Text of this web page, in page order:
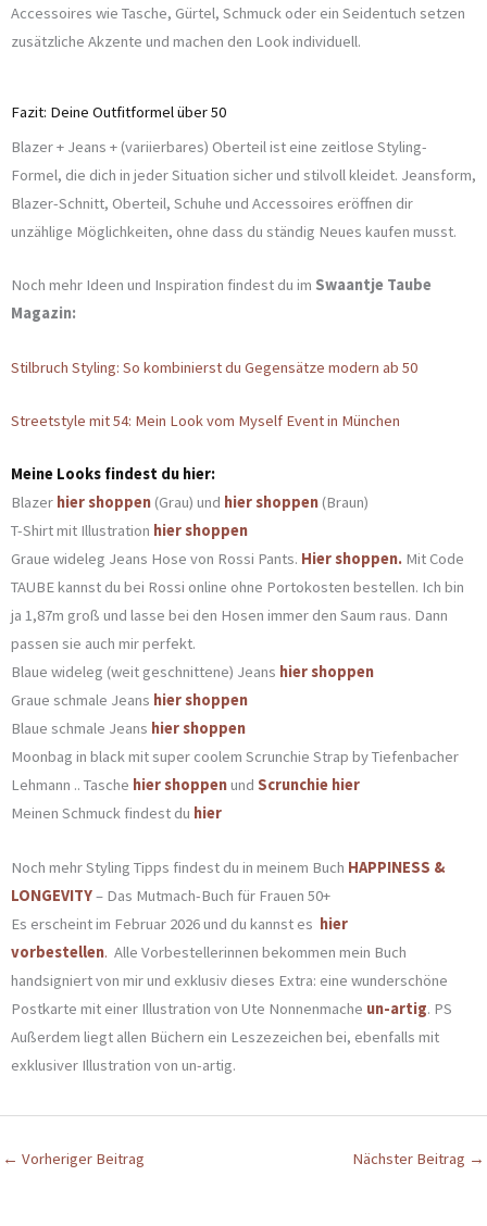
Accessoires wie Tasche, Gürtel, Schmuck oder ein Seidentuch setzen
zusätzliche Akzente und machen den Look individuell.
Fazit: Deine Outfitformel über 50
Blazer + Jeans + (variierbares) Oberteil ist eine zeitlose Styling-
Formel, die dich in jeder Situation sicher und stilvoll kleidet. Jeansform,
Blazer-Schnitt, Oberteil, Schuhe und Accessoires eröffnen dir
unzählige Möglichkeiten, ohne dass du ständig Neues kaufen musst.
Noch mehr Ideen und Inspiration findest du im Swaantje Taube
Magazin:
Stilbruch Styling: So kombinierst du Gegensätze modern ab 50
Streetstyle mit 54: Mein Look vom Myself Event in München
Meine Looks findest du hier:
Blazer hier shoppen (Grau) und hier shoppen (Braun)
T-Shirt mit Illustration hier shoppen
Graue wideleg Jeans Hose von Rossi Pants. Hier shoppen. Mit Code
TAUBE kannst du bei Rossi online ohne Portokosten bestellen. Ich bin
ja 1,87m groß und lasse bei den Hosen immer den Saum raus. Dann
passen sie auch mir perfekt.
Blaue wideleg (weit geschnittene) Jeans hier shoppen
Graue schmale Jeans hier shoppen
Blaue schmale Jeans hier shoppen
Moonbag in black mit super coolem Scrunchie Strap by Tiefenbacher
Lehmann .. Tasche hier shoppenund Scrunchie hier
Meinen Schmuck findest du hier
Noch mehr Styling Tipps findest du in meinem Buch HAPPINESS &
LONGEVITY– Das Mutmach-Buch für Frauen 50+
Es erscheint im Februar 2026 und du kannst es hier
vorbestellen. Alle Vorbestellerinnen bekommen mein Buch
handsigniert von mir und exklusiv dieses Extra: eine wunderschöne
Postkarte mit einer Illustration von Ute Nonnenmache un-artig. PS
Außerdem liegt allen Büchern ein Leszezeichen bei, ebenfalls mit
exklusiver Illustration von un-artig.
← Vorheriger Beitrag Nächster Beitrag →